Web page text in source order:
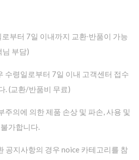
부터 7일 이내까지 교환∙반품이 가능
님 부담)
수령일로부터 7일 이내 고객센터 접수
. (교환/반품비 무료)
주의에 의한 제품 손상 및 파손, 사용 및
가합니다.
공지사항의 경우 noice 카테고리를 참